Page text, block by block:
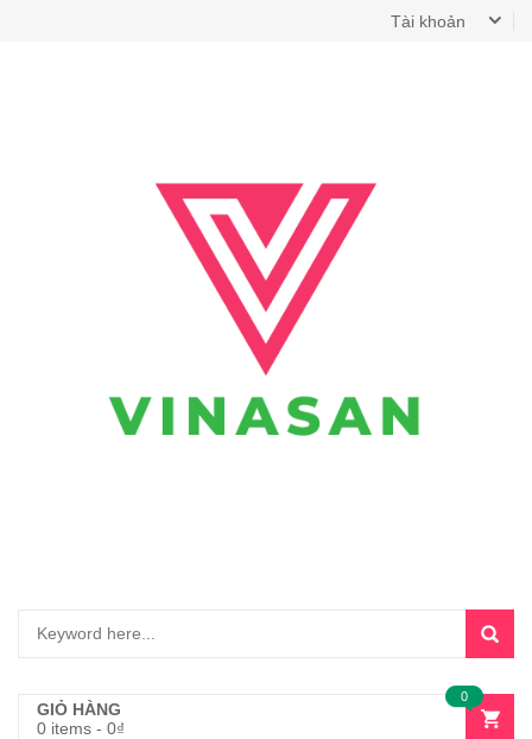
Tài khoản
GIỎ HÀNG
0 items - 0₫
0